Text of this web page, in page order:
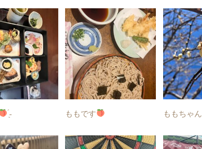
̖́-︎ ももです ももちゃん